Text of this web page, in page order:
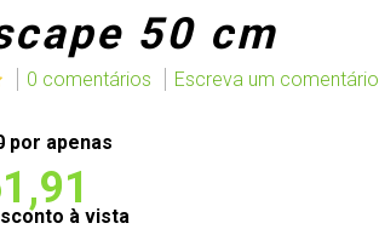
50 cm
0 comentários Escreva um comentário
por apenas
à vista